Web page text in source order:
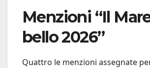
Menzioni “Il
bello 2026”
Quattro le menzioni assegnate